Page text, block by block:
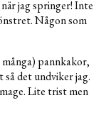
jag springer! Inte
Någon som
pannkakor,
det undviker jag.
Lite trist men